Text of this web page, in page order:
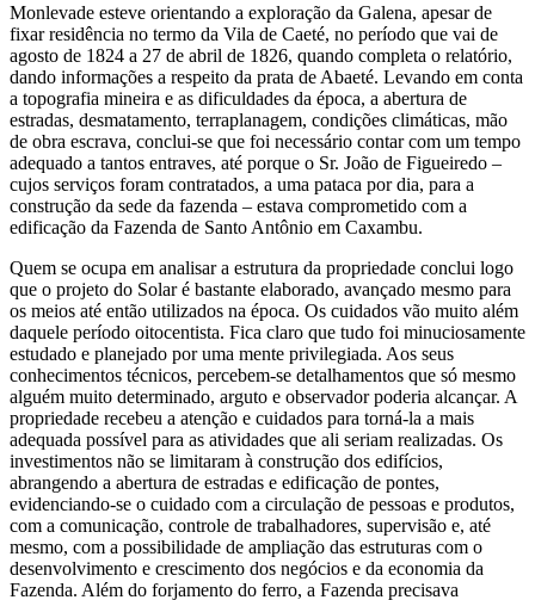
Monlevade esteve orientando a exploração da Galena, apesar de
fixar residência no termo da Vila de Caeté, no período que vai de
agosto de 1824 a 27 de abril de 1826, quando completa o relatório,
dando informações a respeito da prata de Abaeté. Levando em conta
a topografia mineira e as dificuldades da época, a abertura de
estradas, desmatamento, terraplanagem, condições climáticas, mão
de obra escrava, conclui-se que foi necessário contar com um tempo
adequado a tantos entraves, até porque o Sr. João de Figueiredo –
cujos serviços foram contratados, a uma pataca por dia, para a
construção da sede da fazenda – estava comprometido com a
edificação da Fazenda de Santo Antônio em Caxambu.
Quem se ocupa em analisar a estrutura da propriedade conclui logo
que o projeto do Solar é bastante elaborado, avançado mesmo para
os meios até então utilizados na época. Os cuidados vão muito além
daquele período oitocentista. Fica claro que tudo foi minuciosamente
estudado e planejado por uma mente privilegiada. Aos seus
conhecimentos técnicos, percebem-se detalhamentos que só mesmo
alguém muito determinado, arguto e observador poderia alcançar. A
propriedade recebeu a atenção e cuidados para torná-la a mais
adequada possível para as atividades que ali seriam realizadas. Os
investimentos não se limitaram à construção dos edifícios,
abrangendo a abertura de estradas e edificação de pontes,
evidenciando-se o cuidado com a circulação de pessoas e produtos,
com a comunicação, controle de trabalhadores, supervisão e, até
mesmo, com a possibilidade de ampliação das estruturas com o
desenvolvimento e crescimento dos negócios e da economia da
Fazenda. Além do forjamento do ferro, a Fazenda precisava